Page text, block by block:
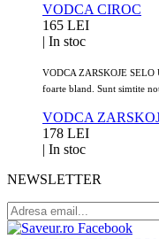
VODCA CIROC
165 LEI
| In stoc
VODCA ZARSKOJE SELO
foarte bland. Sunt simtite
VODCA
178 LEI
| In stoc
NEWSLETTER